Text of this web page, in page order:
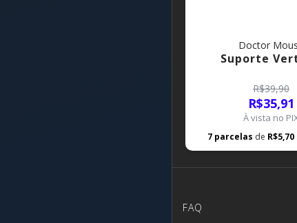
Doctor
Suporte
R$39,90
R$35,91
À vista no
7 parcelas de R$5,70
FAQ